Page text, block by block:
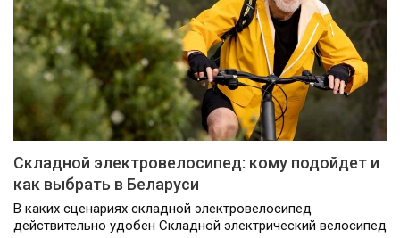
Складной электровелосипед: кому подойдет и
как выбрать в Беларуси
В каких сценариях складной электровелосипед
действительно удобен Складной электрический велосипед